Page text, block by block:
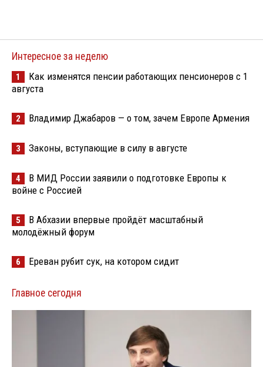
Интересное за неделю
1
Как изменятся пенсии работающих пенсионеров с 1
августа
2 Владимир Джабаров — о том, зачем Европе Армения
3 Законы, вступающие в силу в августе
4
В МИД России заявили о подготовке Европы к
войне с Россией
5
В Абхазии впервые пройдёт масштабный
молодёжный форум
6 Ереван рубит сук, на котором сидит
Главное сегодня